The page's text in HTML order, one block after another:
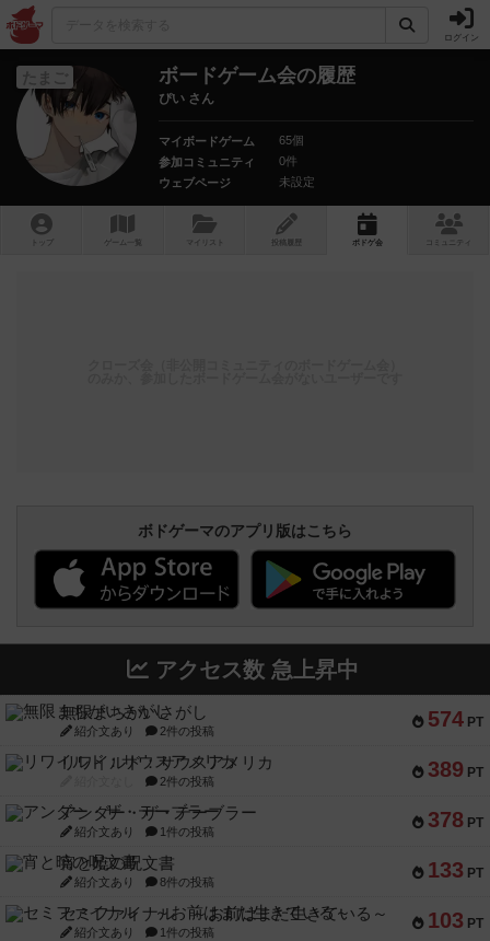
ログイン
ボードゲーム会の履歴
ぴい さん
マイボードゲーム
65個
参加コミュニティ
0件
ウェブページ
未設定
トップ ゲーム一覧 マイリスト 投稿履歴 ボ ドゲ会 コミュニティ
ボドゲーマのアプリ版はこちら
アクセス数 急上昇中
574 PT
無限まちがいさがし
紹介文あり 2件の投稿
389 PT
リワイルド：サウスアメリカ
2件の投稿
378 PT
アンダー・ザ・テーブラー
紹介文あり 1件の投稿
133 PT
宵と暁の呪文書
紹介文あり 8件の投稿
103 PT
セミファイナル ～お前はまだ生きている～
紹介文あり 1件の投稿